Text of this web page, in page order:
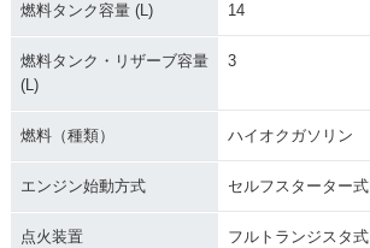
燃料タンク容量 (L) 14
燃料タンク・リザーブ容量
(L)
3
燃料（種類） ハイオクガソリン
エンジン始動方式 セルフスターター式
点火装置 フルトランジスタ式